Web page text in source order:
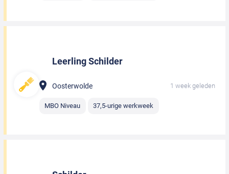
Leerling Schilder
Oosterwolde 1 week geleden
MBO Niveau 37,5-urige werkweek